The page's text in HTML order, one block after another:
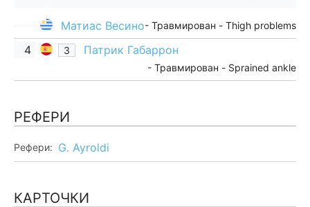
Матиас Весино- Травмирован - Thigh problems
4 З Патрик Габаррон
- Травмирован - Sprained ankle
РЕФЕРИ
Рефери: G. Ayroldi
КАРТОЧКИ